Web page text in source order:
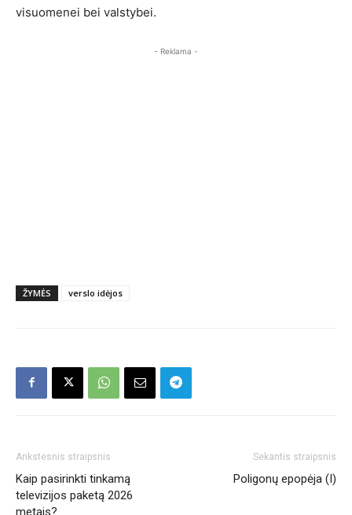
visuomenei bei valstybei.
- Reklama -
ŽYMĖS verslo idėjos
Ankstesnis straipsnis
Kaip pasirinkti tinkamą
televizijos paketą 2026
metais?
Sekantis straipsnis
Poligonų epopėja (I)